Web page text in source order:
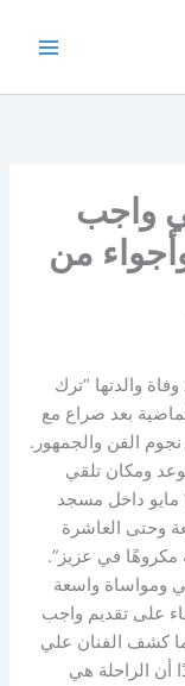
واجب
من
والدتها “ترك
بعد صراع مع
الفن والجمهور.
ومكان تلقي
العزاء، مؤكدة أن العزاء يقام مساء الثلاثاء 19 مايو داخل مسجد
وحتى العاشرة
مكروهًا في عزيز”.
ومواساة واسعة
على تقديم واجب
كشف الفنان علي
أن الراحلة هي